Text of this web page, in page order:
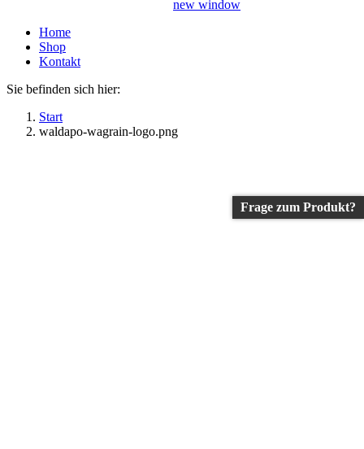
new window
Home
Shop
Kontakt
Sie befinden sich hier:
Start
waldapo-wagrain-logo.png
Frage zum Produkt?